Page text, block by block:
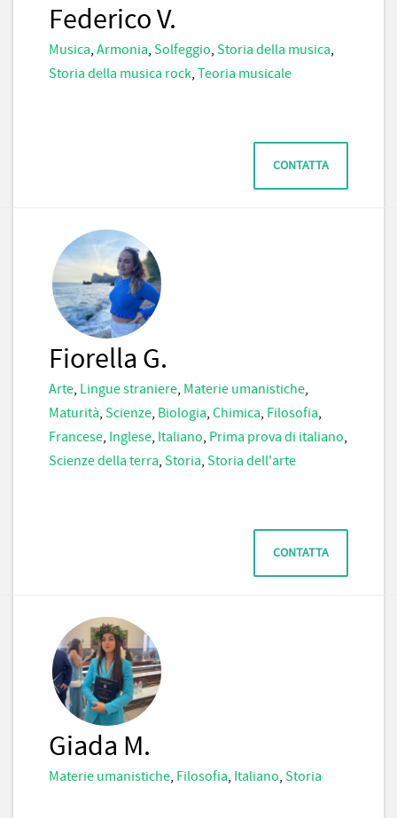
Federico V.
Musica, Armonia, Solfeggio, Storia della musica,
Storia della musica rock, Teoria musicale
CONTATTA
Fiorella G.
Arte, Lingue straniere, Materie umanistiche,
Maturità, Scienze, Biologia, Chimica, Filosofia,
Francese, Inglese, Italiano, Prima prova di italiano,
Scienze della terra, Storia, Storia dell'arte
CONTATTA
Giada M.
Materie umanistiche, Filosofia, Italiano, Storia